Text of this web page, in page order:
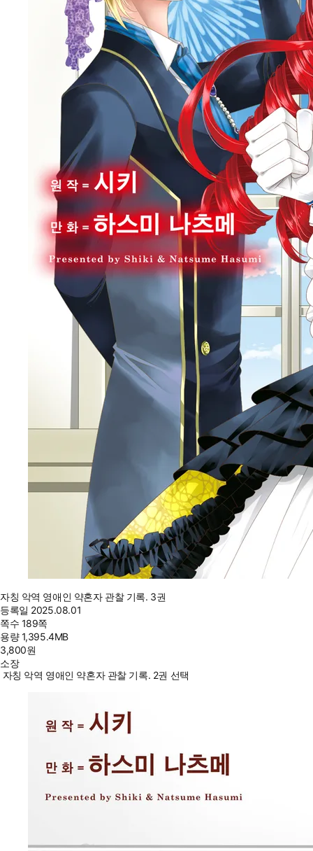
자칭 악역 영애인 약혼자 관찰 기록. 3권
등록일 2025.08.01
쪽수 189쪽
용량1,395.4MB
3,800원
소장
자칭 악역 영애인 약혼자 관찰 기록. 2권 선택